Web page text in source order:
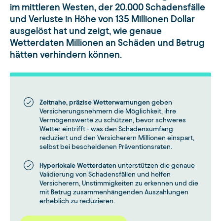
im mittleren Westen, der 20.000 Schadensfälle
und Verluste in Höhe von 135 Millionen Dollar
ausgelöst hat und zeigt, wie genaue
Wetterdaten Millionen an Schäden und Betrug
hätten verhindern können.
Zeitnahe, präzise Wetterwarnungen geben
Versicherungsnehmern die Möglichkeit, ihre
Vermögenswerte zu schützen, bevor schweres
Wetter eintrifft - was den Schadensumfang
reduziert und den Versicherern Millionen einspart,
selbst bei bescheidenen Präventionsraten.
Hyperlokale Wetterdaten unterstützen die genaue
Validierung von Schadensfällen und helfen
Versicherern, Unstimmigkeiten zu erkennen und die
mit Betrug zusammenhängenden Auszahlungen
erheblich zu reduzieren.